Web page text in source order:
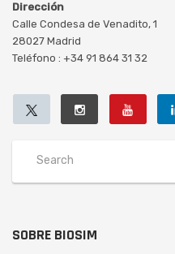
Dirección
Calle Condesa de Venadito, 1
28027 Madrid
Teléfono : +34 91 864 31 32
SOBRE BIOSIM